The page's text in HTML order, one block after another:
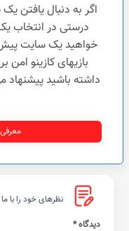
اگر به دنبال یافتن
درستی در انتخاب
خواهید یک سایت پیش
بازیهای کازینو
داشته باشید
نظرهای خود را با
دیدگاه*